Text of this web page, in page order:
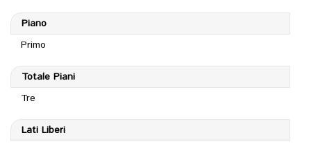
Piano
Primo
Totale Piani
Tre
Lati Liberi